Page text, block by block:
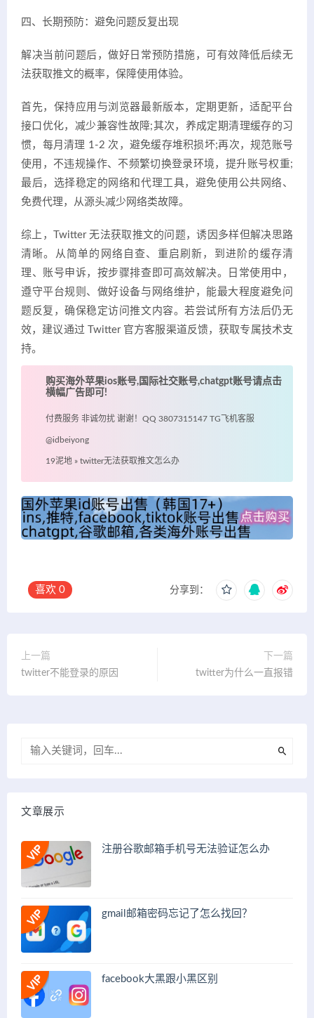
四、长期预防：避免问题反复出现
解决当前问题后，做好日常预防措施，可有效降低后续无
法获取推文的概率，保障使用体验。
首先，保持应用与浏览器最新版本，定期更新，适配平台
接口优化，减少兼容性故障;其次，养成定期清理缓存的习
惯，每月清理 1-2 次，避免缓存堆积损坏;再次，规范账号
使用，不违规操作、不频繁切换登录环境，提升账号权重;
最后，选择稳定的网络和代理工具，避免使用公共网络、
免费代理，从源头减少网络类故障。
综上，Twitter 无法获取推文的问题，诱因多样但解决思路
清晰。从简单的网络自查、重启刷新，到进阶的缓存清
理、账号申诉，按步骤排查即可高效解决。日常使用中，
遵守平台规则、做好设备与网络维护，能最大程度避免问
题反复，确保稳定访问推文内容。若尝试所有方法后仍无
效，建议通过 Twitter 官方客服渠道反馈，获取专属技术支
持。
购买海外苹果ios账号,国际社交账号,chatgpt账号请点击
横幅广告即可!
付费服务 非诚勿扰 谢谢！QQ 3807315147 TG飞机客服
@idbeiyong
19泥地 » twitter无法获取推文怎么办
喜欢 0 分享到：
上一篇
twitter不能登录的原因
下一篇
twitter为什么一直报错
文章展示
注册谷歌邮箱手机号无法验证怎么办
gmail邮箱密码忘记了怎么找回？
facebook大黑跟小黑区别